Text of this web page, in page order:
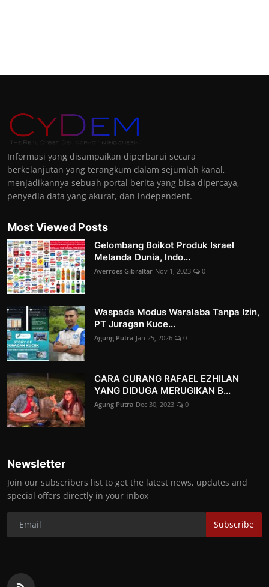
Informasi yang disampaikan diperbarui secara
berkelanjutan yang terangkum dalam sejumlah kanal,
menjadikannya sebuah portal berita yang bisa dipercaya,
penyedia data yang akurat, dan independent.
Most Viewed Posts
Gelombang Boikot Produk Israel
Melanda Dunia, Indo...
Averroes Gibraltar Nov 1, 2023 0
Waspada Modus Waralaba Tanpa Izin,
PT Juragan Kuce...
Agung Putra Jan 25, 2026 0
CARA CURANG RAFAEL EZHILAN
YANG DIDUGA MERUGIKAN B...
Agung Putra Dec 30, 2023 0
Newsletter
Join our subscribers list to get the latest news, updates and
special offers directly in your inbox
Subscribe